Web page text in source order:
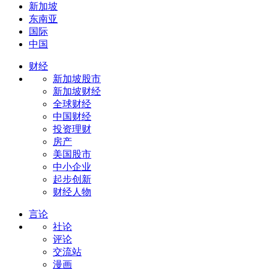
新加坡
东南亚
国际
中国
财经
新加坡股市
新加坡财经
全球财经
中国财经
投资理财
房产
美国股市
中小企业
起步创新
财经人物
言论
社论
评论
交流站
漫画